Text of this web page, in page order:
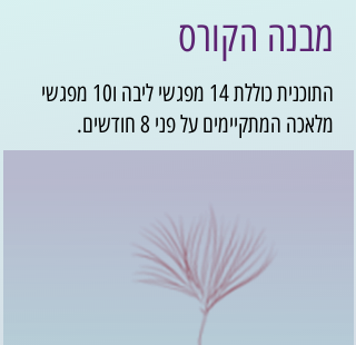
מבנה הקורס
התוכנית כוללת 14 מפגשי ליבה ו10 מפגשי
מלאכה המתקיימים על פני 8 חודשים.